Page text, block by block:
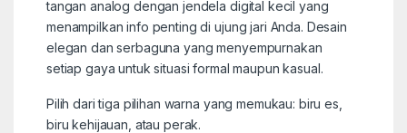
tangan analog dengan jendela digital kecil yang
menampilkan info penting di ujung jari Anda. Desain
elegan dan serbaguna yang menyempurnakan
setiap gaya untuk situasi formal maupun kasual.
Pilih dari tiga pilihan warna yang memukau: biru es,
biru kehijauan, atau perak.